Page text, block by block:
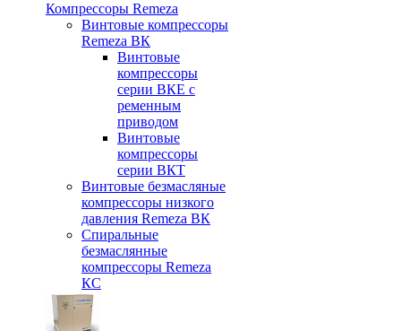
Компрессоры Remeza
Винтовые компрессоры
Remeza ВК
Винтовые
компрессоры
серии ВКЕ с
ременным
приводом
Винтовые
компрессоры
серии ВКТ
Винтовые безмасляные
компрессоры низкого
давления Remeza ВК
Спиральные
безмаслянные
компрессоры Remeza
КС